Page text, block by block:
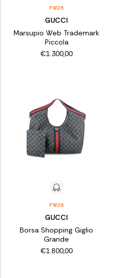
FW26
GUCCI
Marsupio Web Trademark
Piccola
€1.300,00
FW26
GUCCI
Borsa Shopping Giglio
Grande
€1.800,00